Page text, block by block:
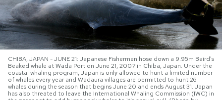
NEWSLETTER
I MIEI PREFERITI
SHOP
CHIBA, JAPAN - JUNE 21: Japanese Fishermen hose down a 9.95m Baird's
Beaked whale at Wada Port on June 21, 2007 in Chiba, Japan. Under the
coastal whaling program, Japan is only allowed to hunt a limited number
of whales every year and Wadaura villages are permitted to hunt 26
whales during the season that begins June 20 and ends August 31. Japan
has also threated to leave the International Whaling Commission (IWC) in